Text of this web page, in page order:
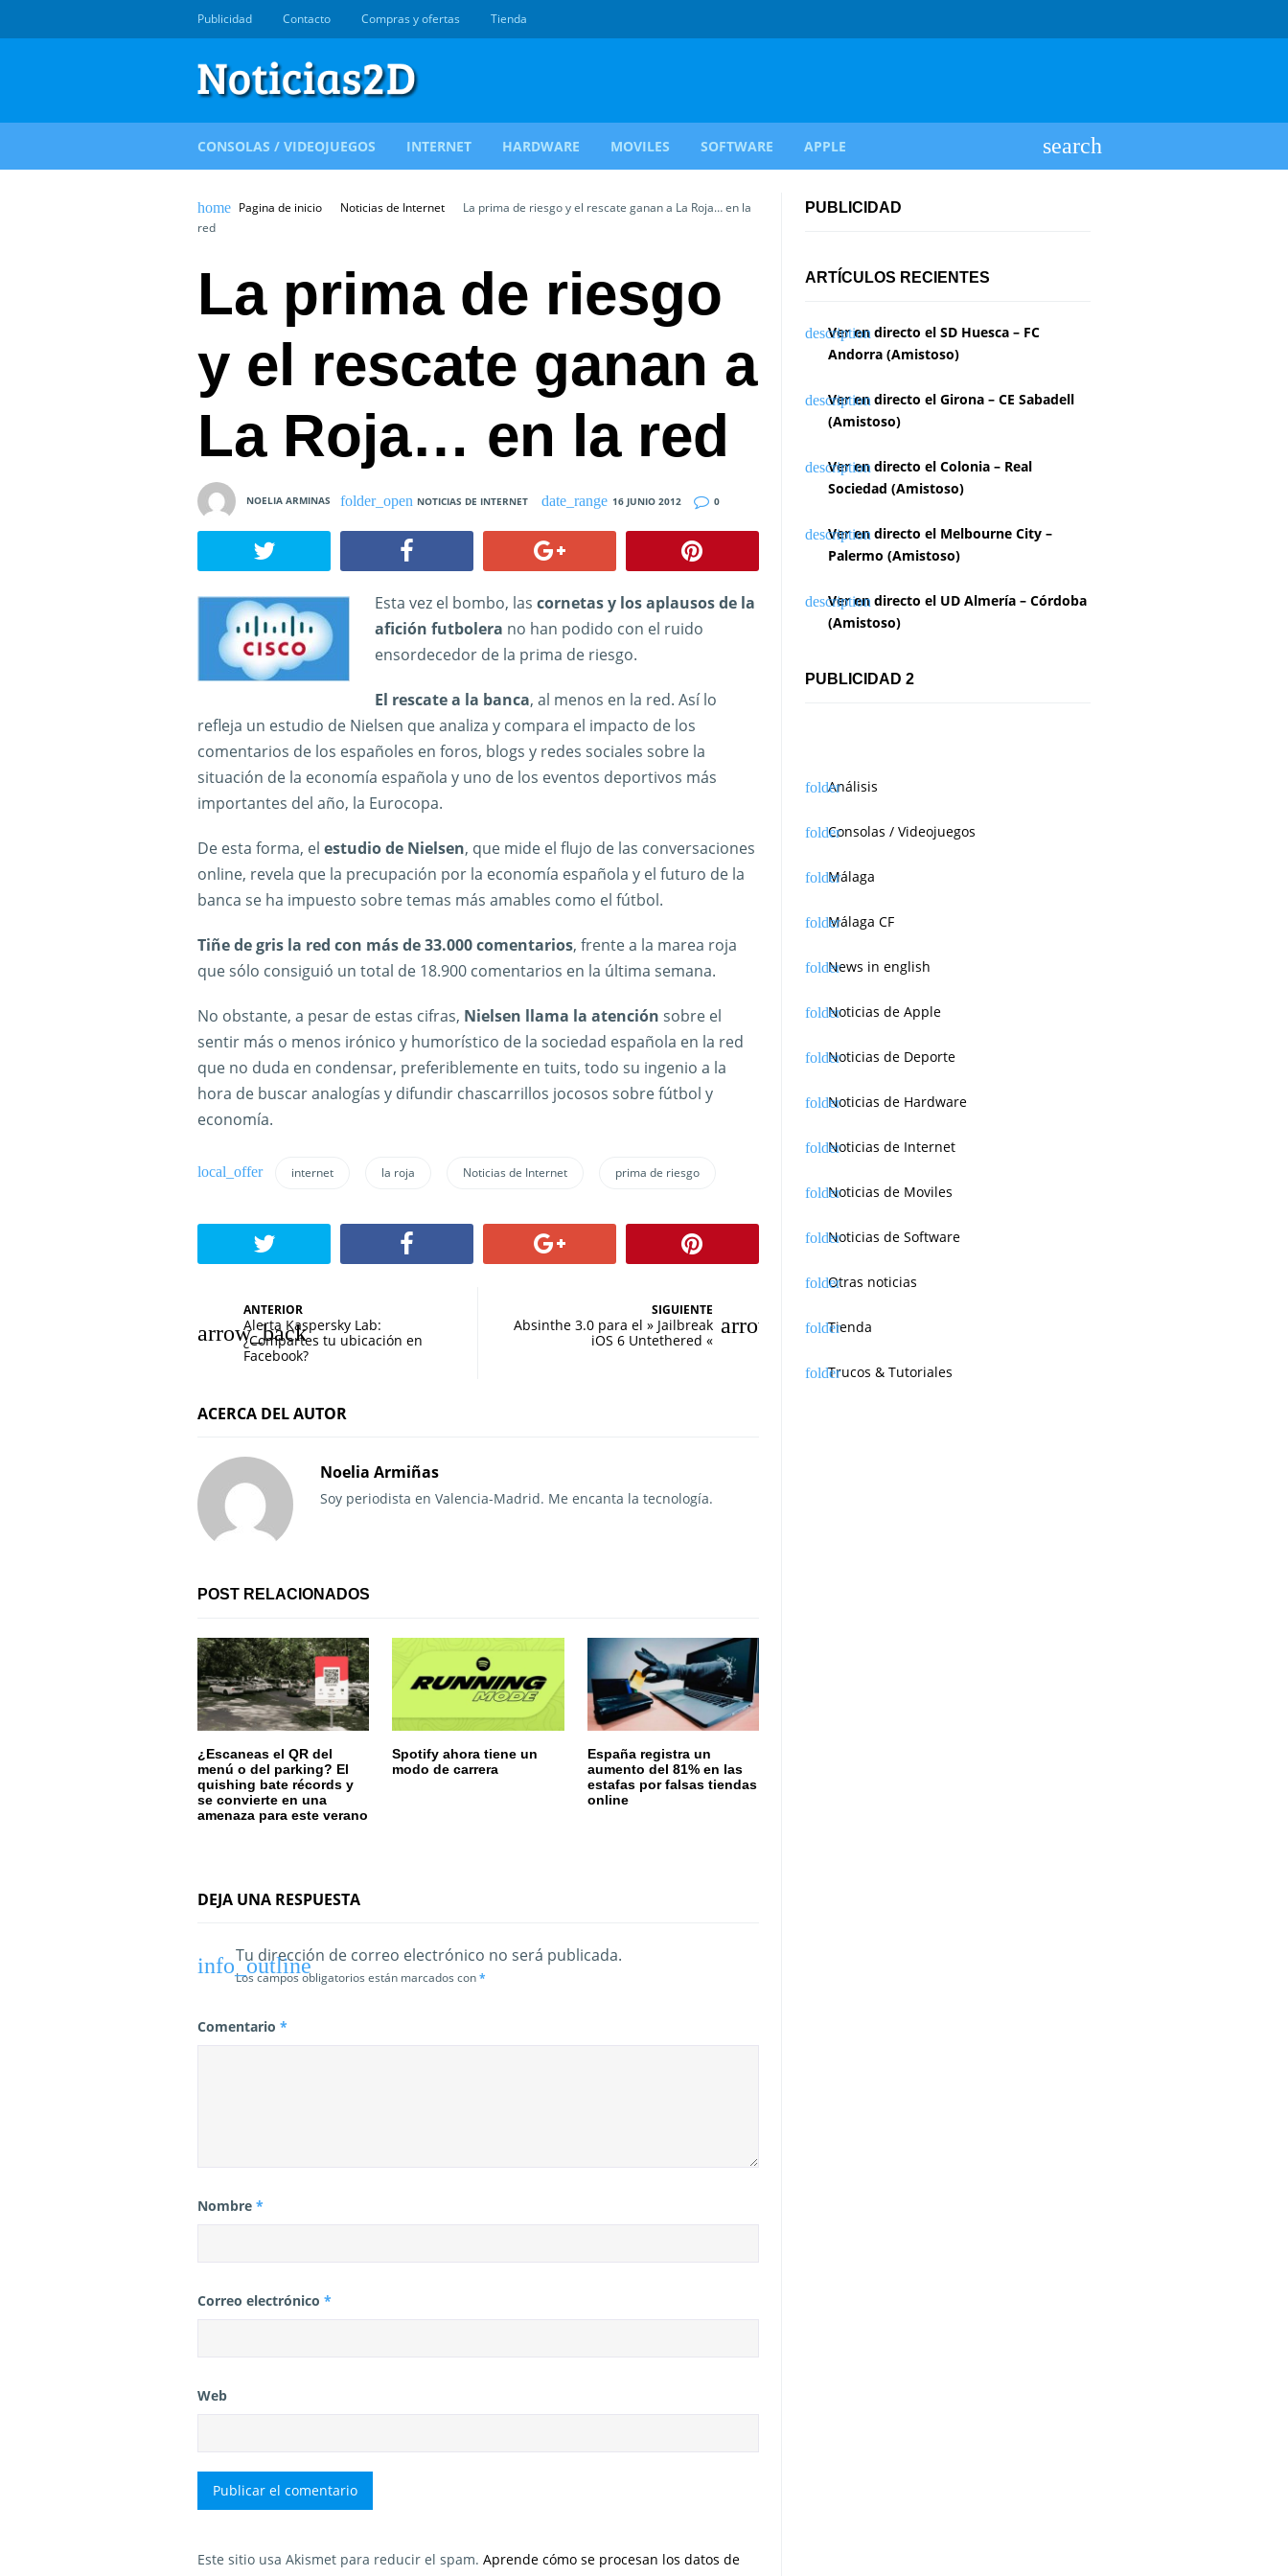
Publicidad Contacto Compras y ofertas Tienda
CONSOLAS / VIDEOJUEGOS INTERNET HARDWARE MOVILES SOFTWARE APPLE
Pagina de inicio Noticias de Internet
La prima de riesgo y el rescate ganan a La Roja… en la
red
La prima de riesgo
y el rescate ganan a
La Roja… en la red
NOELIA ARMINAS NOTICIAS DE INTERNET 16 JUNIO 2012 0
Esta vez el bombo, las cornetas y los aplausos de la
afición futbolera no han podido con el ruido
ensordecedor de la prima de riesgo.
El rescate a la banca, al menos en la red. Así lo
refleja un estudio de Nielsen que analiza y compara el impacto de los
comentarios de los españoles en foros, blogs y redes sociales sobre la
situación de la economía española y uno de los eventos deportivos más
importantes del año, la Eurocopa.
De esta forma, el estudio de Nielsen, que mide el flujo de las conversaciones
online, revela que la precupación por la economía española y el futuro de la
banca se ha impuesto sobre temas más amables como el fútbol.
Tiñe de gris la red con más de 33.000 comentarios, frente a la marea roja
que sólo consiguió un total de 18.900 comentarios en la última semana.
No obstante, a pesar de estas cifras, Nielsen llama la atención sobre el
sentir más o menos irónico y humorístico de la sociedad española en la red
que no duda en condensar, preferiblemente en tuits, todo su ingenio a la
hora de buscar analogías y difundir chascarrillos jocosos sobre fútbol y
economía.
internet la roja Noticias de Internet prima de riesgo
a
e
a
c
ó
n
d
e
e
n
t
a
a
ANTERIOR
Alerta Kaspersky Lab:
¿Compartes tu ubicación en
Facebook?
SIGUIENTE
Absinthe 3.0 para el » Jailbreak
iOS 6 Untethered «
ACERCA DEL AUTOR
Noelia Armiñas
Soy periodista en Valencia-Madrid. Me encanta la tecnología.
POST RELACIONADOS
¿Escaneas el QR del
menú o del parking? El
quishing bate récords y
se convierte en una
amenaza para este verano
Spotify ahora tiene un
modo de carrera
España registra un
aumento del 81% en las
estafas por falsas tiendas
online
DEJA UNA RESPUESTA
Tu dirección de correo electrónico no será publicada.
Los campos obligatorios están marcados con*
Comentario *
Nombre *
Correo electrónico *
Web
Este sitio usa Akismet para reducir el spam. Aprende cómo se procesan los datos de
PUBLICIDAD
ARTÍCULOS RECIENTES
Ver en directo el SD Huesca – FC
Andorra (Amistoso)
Ver en directo el Girona – CE Sabadell
(Amistoso)
Ver en directo el Colonia – Real
Sociedad (Amistoso)
Ver en directo el Melbourne City –
Palermo (Amistoso)
Ver en directo el UD Almería – Córdoba
(Amistoso)
PUBLICIDAD 2
Análisis
Consolas / Videojuegos
Málaga
Málaga CF
News in english
Noticias de Apple
Noticias de Deporte
Noticias de Hardware
Noticias de Internet
Noticias de Moviles
Noticias de Software
Otras noticias
Tienda
Trucos & Tutoriales